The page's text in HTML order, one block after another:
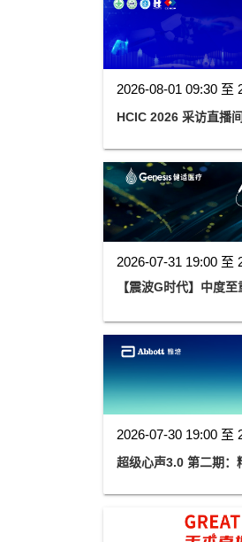
2026-08-01 09:30 至
HCIC 2026 采访直播间
2026-07-31 19:00 至
【震波G时代】中度
2026-07-30 19:00 至
超级心声3.0 第二期：